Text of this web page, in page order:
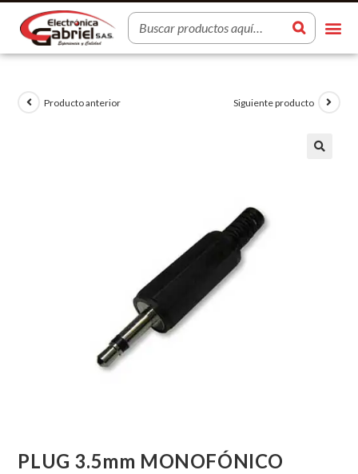
Producto anterior Siguiente producto
PLUG 3.5mm MONOFÓNICO